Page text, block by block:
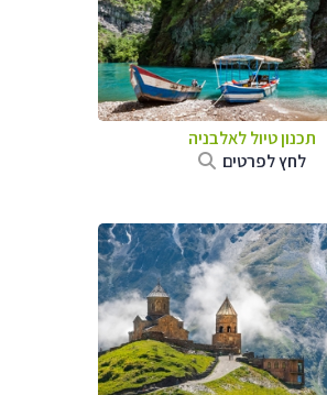
תכנון טיול לאלבניה
לחץ לפרטים